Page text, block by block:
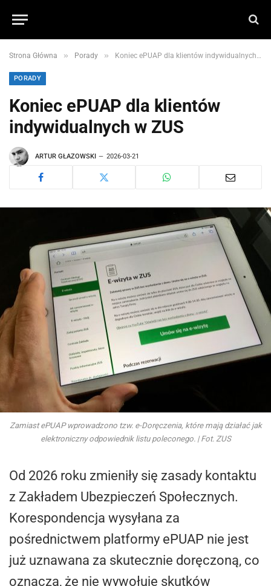
Strona Główna » Porady » Koniec ePUAP dla klientów indywidualnych w ZUS
PORADY
Koniec ePUAP dla klientów
indywidualnych w ZUS
ARTUR GŁAZOWSKI 2026-03-21
Zamiast ePUAP wprowadzono tzw. e-Doręczenia, które mają działać jak
elektroniczny odpowiednik listu poleconego. | Fot. ZUS
Od 2026 roku zmieniły się zasady kontaktu
z Zakładem Ubezpieczeń Społecznych.
Korespondencja wysyłana za
pośrednictwem platformy ePUAP nie jest
już uznawana za skutecznie doręczoną, co
oznacza, że nie wywołuje skutków